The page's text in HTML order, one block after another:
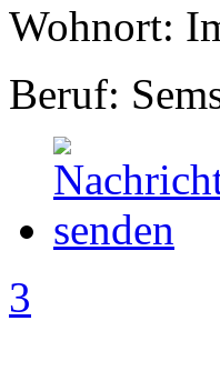
Wohnort:
Beruf:
3